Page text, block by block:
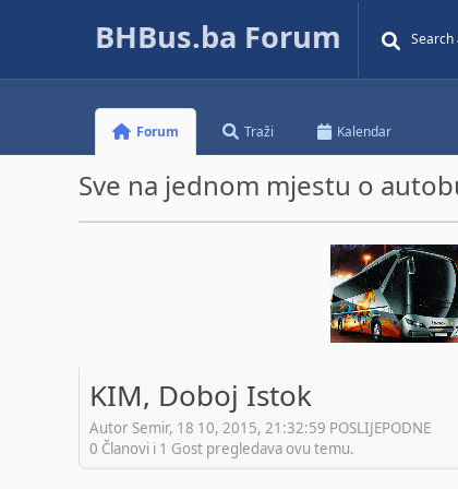
BHBus.ba Forum
Forum Traži Kalendar
Sve na jednom mjestu o
KIM, Doboj Istok
Autor Semir, 18 10, 2015, 21:32:59 POSLIJEPODNE
0 Članovi i 1 Gost pregledava ovu temu.